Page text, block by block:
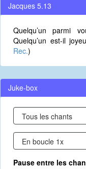
Jacques 5.13
Quelqu’un parmi
Quelqu’un est-il
Rec.)
Juke-box
Pause entre les